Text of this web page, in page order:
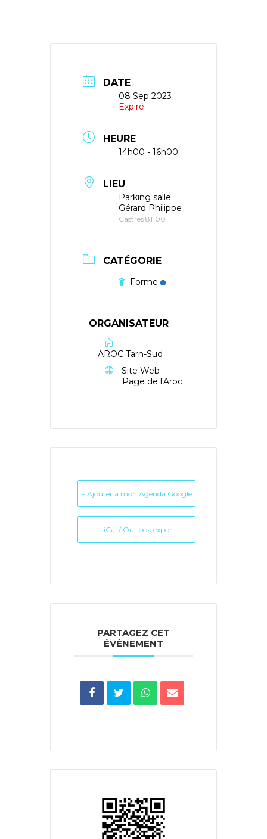
DATE
08 Sep 2023
Expiré
HEURE
14h00 - 16h00
LIEU
Parking salle
Gérard Philippe
Castres 81100
CATÉGORIE
Forme
ORGANISATEUR
AROC Tarn-Sud
Site Web
Page de l'Aroc
+ Ajouter à mon Agenda Google
+ iCal / Outlook export
PARTAGEZ CET
ÉVÉNEMENT